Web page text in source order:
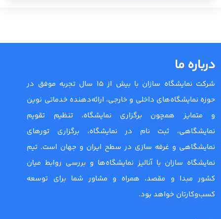
درباره ما
شرکت نمایشگاه سازان با بیش از 15 سال تجربه موفق در
حوزه نمایشگاه‌های داخلی و خارجی، ارائه‌دهنده خدماتی نوین
و متمایز همچون برگزاری نمایشگاه، تنظیم تقویم
نمایشگاهی، ثبت نام در نمایشگاه، برگزاری تورهای
نمایشگاهی و غرفه سازی در سطح ایران و جهان است. تیم
نمایشگاه سازان با آنالیز نمایشگاه‌ها و بررسی روابط میان
کشور مبدا و مقصد، همراه و مشاور شما برای توسعه
کسب‌وکارتان خواهد بود.